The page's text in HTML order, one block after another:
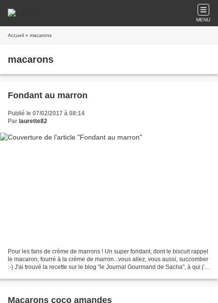
MENU
Accueil » macarons
macarons
Fondant au marron
Publié le 07/02/2017 à 08:14
Par laurette82
Pour les fans de crème de marrons ! Un super fondant, dont le biscuit rappel
le macaron, fourré à la crème de marron...vous allez, vous aussi, succomber
:-) J'ai trouvé la recette sur le blog "le Journal Gourmand de Sacha", à qui j'ai
Macarons coco amandes